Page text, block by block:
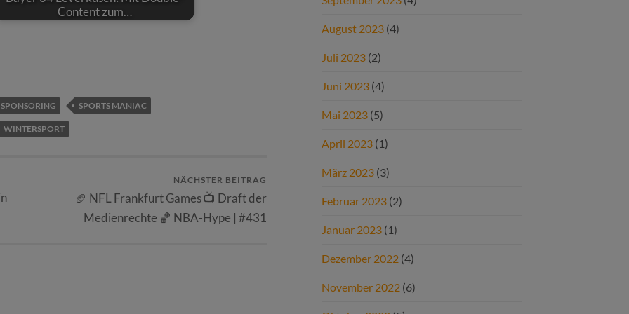
Content zum…
SPONSORING SPORTS MANIAC
WINTERSPORT
NÄCHSTER BEITRAG
🏈 NFL Frankfurt Games 📺 Draft der
Medienrechte 🏀 NBA-Hype | #431
August 2023 (4)
Juli 2023 (2)
Juni 2023 (4)
Mai 2023 (5)
April 2023 (1)
März 2023 (3)
Februar 2023 (2)
Januar 2023 (1)
Dezember 2022 (4)
November 2022 (6)